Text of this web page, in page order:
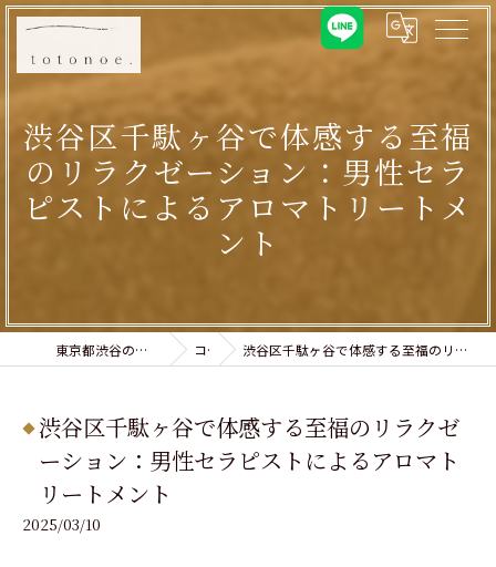
渋谷区千駄ヶ谷で体感する至福
のリラクゼーション：男性セラ
ピストによるアロマトリートメ
ント
東京都渋谷のリラクゼーションならtotonoe. コラム 渋谷区千駄ヶ谷で体感する至福のリラクゼーション：男性セラピストによるアロマトリートメント
渋谷区千駄ヶ谷で体感する至福のリラクゼ
ーション：男性セラピストによるアロマト
リートメント
2025/03/10